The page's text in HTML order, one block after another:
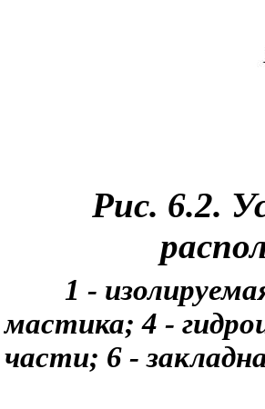
Рис. 6.2.
1 -
мастика; 4 -
части; 6 -